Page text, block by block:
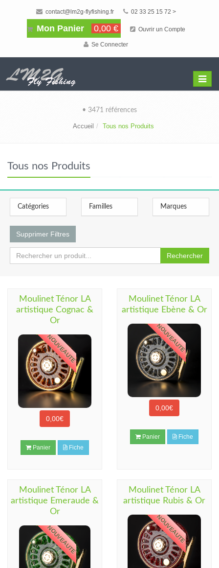
contact@lm2g-flyfishing.fr 02 33 25 15 72 >
Mon Panier 0,00 € Ouvrir un Compte
Se Connecter
Menu
• 3471 références
Accueil Tous nos Produits
Tous nos Produits
Catégories Familles Marques
Supprimer Filtres
Rechercher
Moulinet Ténor LA
artistique Cognac &
Or
NOUVEAUTE
0,00€
Panier Fiche
Moulinet Ténor LA
artistique Ebène & Or
NOUVEAUTE
0,00€
Panier Fiche
Moulinet Ténor LA
artistique Emeraude &
Or
NOUVEAUTE
Moulinet Ténor LA
artistique Rubis & Or
NOUVEAUTE